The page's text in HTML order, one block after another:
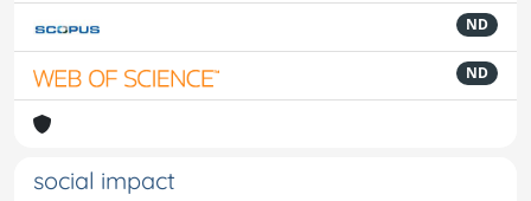
ND
ND
social impact